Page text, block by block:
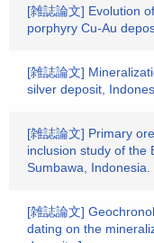
[雑誌論文] Evolution
porphyry Cu-Au
[雑誌論文]
silver deposit,
[雑誌論文] Primary
inclusion study of the
Sumbawa, Indonesia.
[雑誌論文]
dating on the